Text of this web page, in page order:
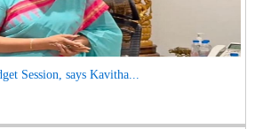
Session, says Kavitha...